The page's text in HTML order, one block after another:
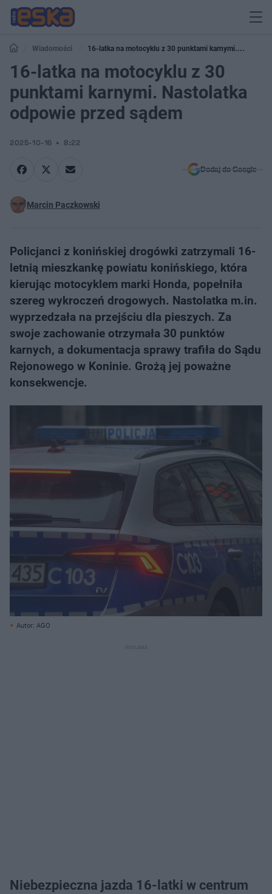
Wiadomości
16-latka na motocyklu z 30 punktami karnymi.
Nastolatka odpowie przed sądem
16-latka na motocyklu z 30
punktami karnymi. Nastolatka
odpowie przed sądem
2025-10-16 8:22
Dodaj do Google
Marcin Paczkowski
Policjanci z konińskiej drogówki zatrzymali 16-
letnią mieszkankę powiatu konińskiego, która
kierując motocyklem marki Honda, popełniła
szereg wykroczeń drogowych. Nastolatka m.in.
wyprzedzała na przejściu dla pieszych. Za
swoje zachowanie otrzymała 30 punktów
karnych, a dokumentacja sprawy trafiła do Sądu
Rejonowego w Koninie. Grożą jej poważne
konsekwencje.
Autor: AGO
Niebezpieczna jazda 16-latki w centrum